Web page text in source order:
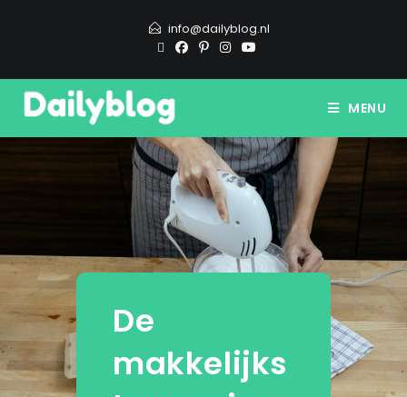
info@dailyblog.nl
MENU
De
makkelijks